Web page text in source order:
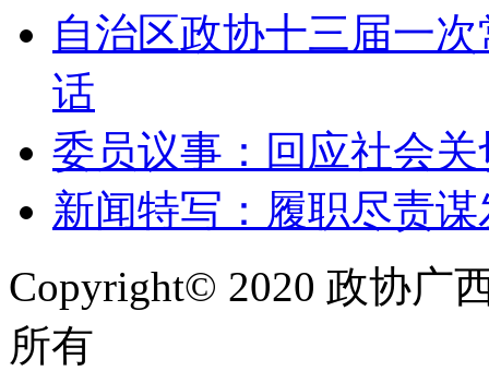
自治区政协十三届一
话
委员议事：回应社会
新闻特写：履职尽责
Copyright© 2020 政协广
所有